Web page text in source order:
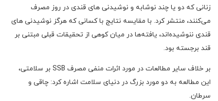
زنانی که دو یا چند نوشابه و نوشیدنی های قندی در روز مصرف
می‌کنند، منتشر کرد. با مقایسه نتایج با کسانی که هرگز نوشیدنی های
قندی ننوشیده‌اند، یافته‌ها در میان کوهی از تحقیقات قبلی مبتنی بر
قند برجسته بود.
بر خلاف سایر مطالعات در مورد اثرات منفی مصرف SSB بر سلامتی،
این مطالعه به دو مورد بزرگ در دنیای سلامت اشاره کرد: چاقی و
سرطان.